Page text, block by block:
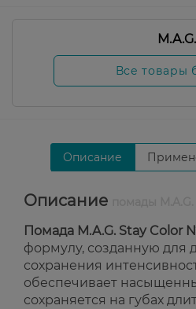
M.A.G.
Все товары
Описание
Описание
Помада M.A.G. Stay Color
формулу, созданную для
сохранения
обеспечивает
сохраняется на губах